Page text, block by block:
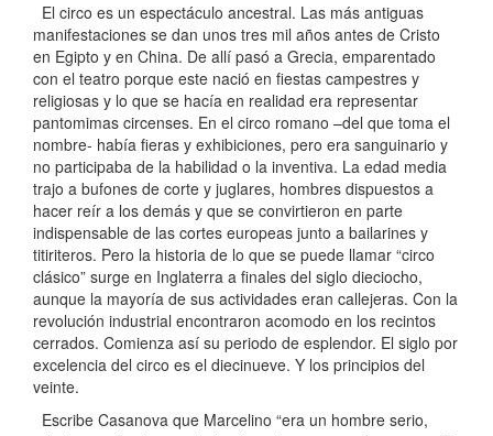
El circo es un espectáculo ancestral. Las más antiguas
manifestaciones se dan unos tres mil años antes de Cristo
en Egipto y en China. De allí pasó a Grecia, emparentado
con el teatro porque este nació en fiestas campestres y
religiosas y lo que se hacía en realidad era representar
pantomimas circenses. En el circo romano –del que toma el
nombre- había fieras y exhibiciones, pero era sanguinario y
no participaba de la habilidad o la inventiva. La edad media
trajo a bufones de corte y juglares, hombres dispuestos a
hacer reír a los demás y que se convirtieron en parte
indispensable de las cortes europeas junto a bailarines y
titiriteros. Pero la historia de lo que se puede llamar “circo
clásico” surge en Inglaterra a finales del siglo dieciocho,
aunque la mayoría de sus actividades eran callejeras. Con la
revolución industrial encontraron acomodo en los recintos
cerrados. Comienza así su periodo de esplendor. El siglo por
excelencia del circo es el diecinueve. Y los principios del
veinte.
Escribe Casanova que Marcelino “era un hombre serio,